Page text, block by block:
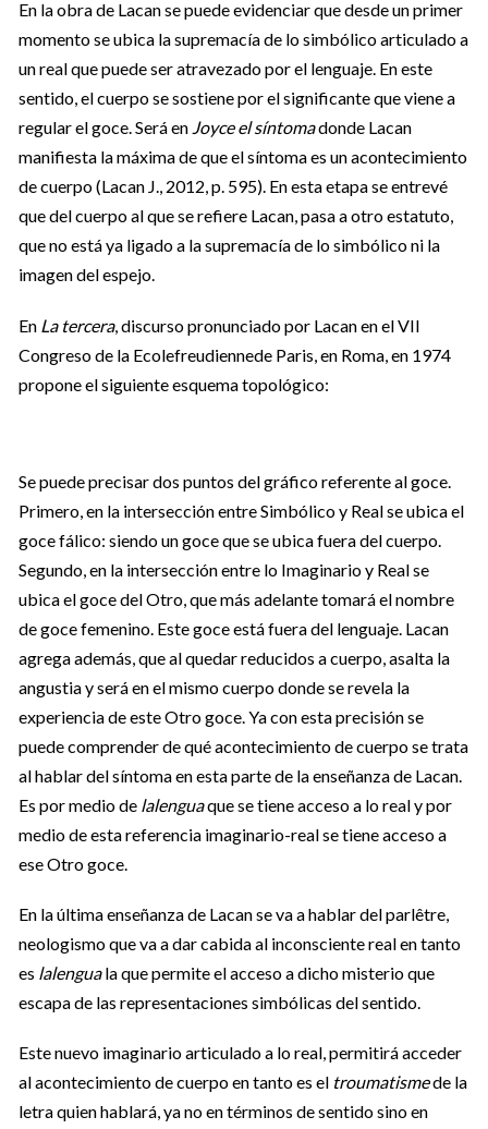
En la obra de Lacan se puede evidenciar que desde un primer
momento se ubica la supremacía de lo simbólico articulado a
un real que puede ser atravezado por el lenguaje. En este
sentido, el cuerpo se sostiene por el significante que viene a
regular el goce. Será en Joyce el síntomadonde Lacan
manifiesta la máxima de que el síntoma es un acontecimiento
de cuerpo (Lacan J., 2012, p. 595). En esta etapa se entrevé
que del cuerpo al que se refiere Lacan, pasa a otro estatuto,
que no está ya ligado a la supremacía de lo simbólico ni la
imagen del espejo.
En La tercera, discurso pronunciado por Lacan en el VII
Congreso de la Ecolefreudiennede Paris, en Roma, en 1974
propone el siguiente esquema topológico:
Se puede precisar dos puntos del gráfico referente al goce.
Primero, en la intersección entre Simbólico y Real se ubica el
goce fálico: siendo un goce que se ubica fuera del cuerpo.
Segundo, en la intersección entre lo Imaginario y Real se
ubica el goce del Otro, que más adelante tomará el nombre
de goce femenino. Este goce está fuera del lenguaje. Lacan
agrega además, que al quedar reducidos a cuerpo, asalta la
angustia y será en el mismo cuerpo donde se revela la
experiencia de este Otro goce. Ya con esta precisión se
puede comprender de qué acontecimiento de cuerpo se trata
al hablar del síntoma en esta parte de la enseñanza de Lacan.
Es por medio de lalenguaque se tiene acceso a lo real y por
medio de esta referencia imaginario-real se tiene acceso a
ese Otro goce.
En la última enseñanza de Lacan se va a hablar del parlêtre,
neologismo que va a dar cabida al inconsciente real en tanto
es lalenguala que permite el acceso a dicho misterio que
escapa de las representaciones simbólicas del sentido.
Este nuevo imaginario articulado a lo real, permitirá acceder
al acontecimiento de cuerpo en tanto es el troumatismede la
letra quien hablará, ya no en términos de sentido sino en